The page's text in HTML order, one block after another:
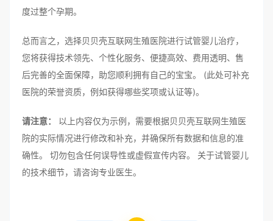
度过整个孕期。
总而言之，选择贝贝壳互联网生殖医院进行试管婴儿治疗，
您将获得技术领先、个性化服务、便捷高效、费用透明、售
后完善的全面保障，助您顺利拥有自己的宝宝。 (此处可补充
医院的荣誉资质，例如获得哪些奖项或认证等)。
请注意：
以上内容仅为示例，需要根据贝贝壳互联网生殖医
院的实际情况进行修改和补充，并确保所有数据和信息的准
确性。 切勿包含任何误导性或虚假宣传内容。 关于试管婴儿
的技术细节，请咨询专业医生。